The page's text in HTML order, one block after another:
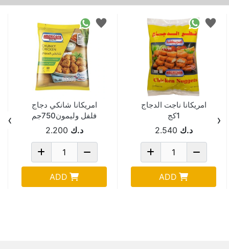
امريكانا ناجت الدجاج
1كج
د.ك 2.540
ADD
امريكانا شانكي دجاج
فلفل وليمون750جم
د.ك 2.200
ADD
‹
›